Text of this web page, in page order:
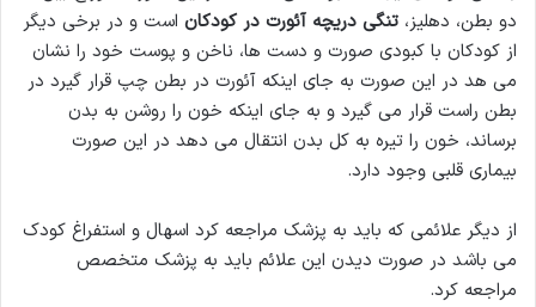
دو بطن، دهلیز، تنگی دریچه آئورت در کودکان است و در برخی دیگر
از کودکان با کبودی صورت و دست ها، ناخن و پوست خود را نشان
می هد در این صورت به جای اینکه آئورت در بطن چپ قرار گیرد در
بطن راست قرار می گیرد و به جای اینکه خون را روشن به بدن
برساند، خون را تیره به کل بدن انتقال می دهد در این صورت
بیماری قلبی وجود دارد.
از دیگر علائمی که باید به پزشک مراجعه کرد اسهال و استفراغ کودک
می باشد در صورت دیدن این علائم باید به پزشک متخصص
مراجعه کرد.